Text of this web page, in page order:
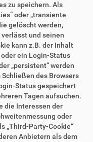
zu speichern. Als
oder „transiente
gelöscht werden,
und seinen
kann z.B. der Inhalt
ein Login-Status
„persistent“ werden
des Browsers
Status gespeichert
Tagen aufsuchen.
die Interessen der
oder
„Third-Party-Cookie“
Anbietern als dem